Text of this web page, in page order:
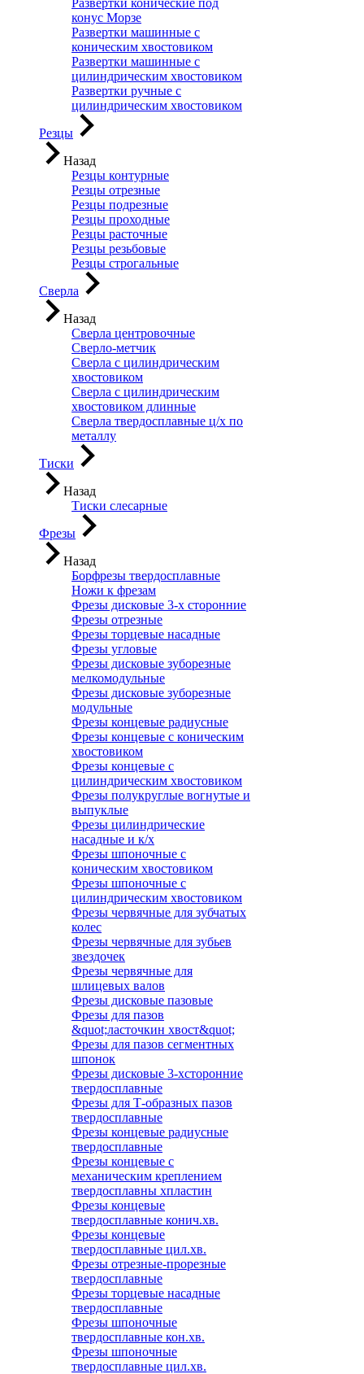
Развертки конические под
конус Морзе
Развертки машинные с
коническим хвостовиком
Развертки машинные с
цилиндрическим хвостовиком
Развертки ручные с
цилиндрическим хвостовиком
Резцы
Назад
Резцы контурные
Резцы отрезные
Резцы подрезные
Резцы проходные
Резцы расточные
Резцы резьбовые
Резцы строгальные
Сверла
Назад
Сверла центровочные
Сверло-метчик
Сверла с цилиндрическим
хвостовиком
Сверла с цилиндрическим
хвостовиком длинные
Сверла твердосплавные ц/х по
металлу
Тиски
Назад
Тиски слесарные
Фрезы
Назад
Борфрезы твердосплавные
Ножи к фрезам
Фрезы дисковые 3-х сторонние
Фрезы отрезные
Фрезы торцевые насадные
Фрезы угловые
Фрезы дисковые зуборезные
мелкомодульные
Фрезы дисковые зуборезные
модульные
Фрезы концевые радиусные
Фрезы концевые с коническим
хвостовиком
Фрезы концевые с
цилиндрическим хвостовиком
Фрезы полукруглые вогнутые и
выпуклые
Фрезы цилиндрические
насадные и к/х
Фрезы шпоночные с
коническим хвостовиком
Фрезы шпоночные с
цилиндрическим хвостовиком
Фрезы червячные для зубчатых
колес
Фрезы червячные для зубьев
звездочек
Фрезы червячные для
шлицевых валов
Фрезы дисковые пазовые
Фрезы для пазов
&quot;ласточкин хвост&quot;
Фрезы для пазов сегментных
шпонок
Фрезы дисковые 3-хсторонние
твердосплавные
Фрезы для Т-образных пазов
твердосплавные
Фрезы концевые радиусные
твердосплавные
Фрезы концевые с
механическим креплением
твердосплавны хпластин
Фрезы концевые
твердосплавные конич.хв.
Фрезы концевые
твердосплавные цил.хв.
Фрезы отрезные-прорезные
твердосплавные
Фрезы торцевые насадные
твердосплавные
Фрезы шпоночные
твердосплавные кон.хв.
Фрезы шпоночные
твердосплавные цил.хв.